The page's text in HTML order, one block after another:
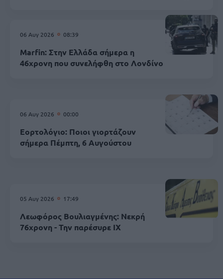
06 Αυγ 2026 08:39
Marfin: Στην Ελλάδα σήμερα η
46χρονη που συνελήφθη στο Λονδίνο
06 Αυγ 2026 00:00
Εορτολόγιο: Ποιοι γιορτάζουν
σήμερα Πέμπτη, 6 Αυγούστου
05 Αυγ 2026 17:49
Λεωφόρος Βουλιαγμένης: Νεκρή
76χρονη - Την παρέσυρε ΙΧ